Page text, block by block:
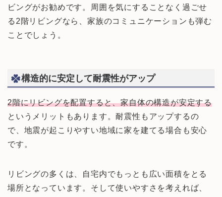
ビングがお勧めです。周囲を気にすることなく過ごせ
る2階リビングなら、家族のコミュニケーションも弾む
ことでしょう。
構造的に安定して耐震性がアップ
2階にリビングを配置すると、家自体の構造が安定する
というメリットもあります。耐震性もアップするの
で、地震が起こりやすい地域に家を建てる場合も安心
です。
リビングの多くは、自宅内でもっとも広い面積をとる
場所となっています。そして使いやすさを考えれば、